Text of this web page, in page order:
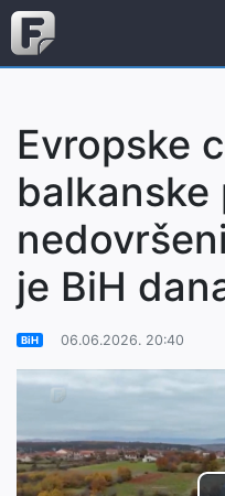
Evropske
balkanske
je BiH
BiH 06.06.2026. 20:40